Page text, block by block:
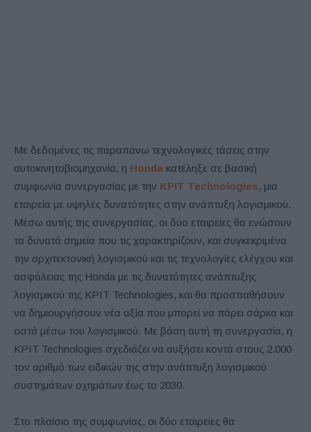
Με δεδομένες τις παραπάνω τεχνολογικές τάσεις στην
αυτοκινητοβιομηχανία, η Honda κατέληξε σε βασική
συμφωνία συνεργασίας με την KPIT Technologies, μια
εταιρεία με υψηλές δυνατότητες στην ανάπτυξη λογισμικού.
Μέσω αυτής της συνεργασίας, οι δύο εταιρείες θα ενώσουν
τα δυνατά σημεία που τις χαρακτηρίζουν, και συγκεκριμένα
την αρχιτεκτονική λογισμικού και τις τεχνολογίες ελέγχου και
ασφάλειας της Honda με τις δυνατότητες ανάπτυξης
λογισμικού της KPIT Technologies, και θα προσπαθήσουν
να δημιουργήσουν νέα αξία που μπορεί να πάρει σάρκα και
οστά μέσω του λογισμικού. Με βάση αυτή τη συνεργασία, η
KPIT Technologies σχεδιάζει να αυξήσει κοντά στους 2.000
τον αριθμό των ειδικών της στην ανάπτυξη λογισμικού
συστημάτων οχημάτων έως το 2030.
Στο πλαίσιο της συμφωνίας, οι δύο εταιρείες θα